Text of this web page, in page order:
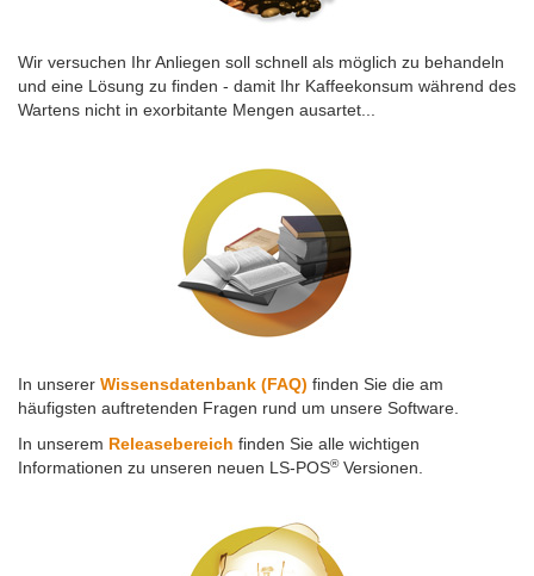
Wir versuchen Ihr Anliegen soll schnell als möglich zu behandeln
und eine Lösung zu finden - damit Ihr Kaffeekonsum während des
Wartens nicht in exorbitante Mengen ausartet...
In unserer Wissensdatenbank (FAQ) finden Sie die am
häufigsten auftretenden Fragen rund um unsere Software.
In unserem Releasebereich finden Sie alle wichtigen
Informationen zu unseren neuen LS-POS®Versionen.